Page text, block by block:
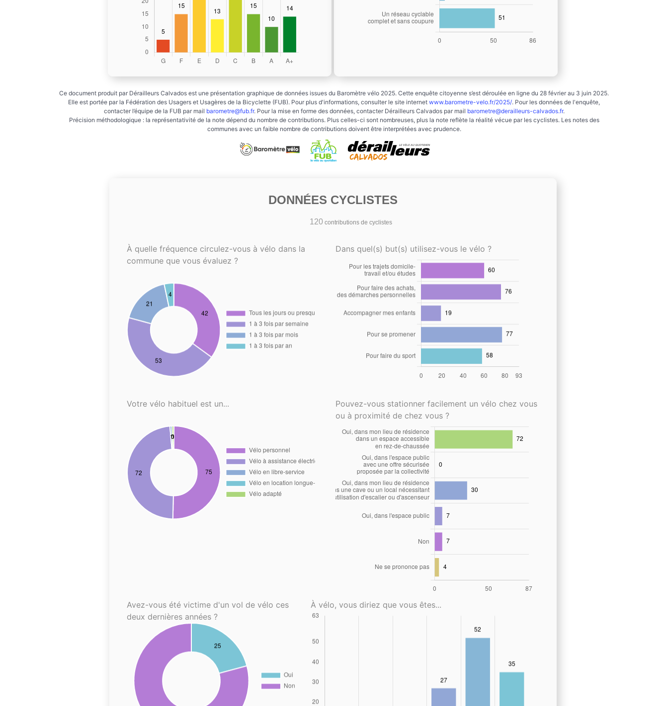
Ce document produit par Dérailleurs Calvados est une présentation graphique de données issues du Baromètre vélo 2025. Cette enquête citoyenne s’est déroulée en ligne du 28 février au 3 juin 2025.
Elle est portée par la Fédération des Usagers et Usagères de la Bicyclette (FUB). Pour plus d'informations, consulter le site internet www.barometre-velo.fr/2025/. Pour les données de l'enquête,
contacter l’équipe de la FUB par mail barometre@fub.fr. Pour la mise en forme des données, contacter Dérailleurs Calvados par mail barometre@derailleurs-calvados.fr.
Précision méthodologique : la représentativité de la note dépend du nombre de contributions. Plus celles-ci sont nombreuses, plus la note reflète la réalité vécue par les cyclistes. Les notes des
communes avec un faible nombre de contributions doivent être interprétées avec prudence.
DONNÉES CYCLISTES
120contributions de cyclistes
À quelle fréquence circulez-vous à vélo dans la
commune que vous évaluez ?
Dans quel(s) but(s) utilisez-vous le vélo ?
Votre vélo habituel est un...
Pouvez-vous stationner facilement un vélo chez vous
ou à proximité de chez vous ?
Avez-vous été victime d'un vol de vélo ces
deux dernières années ?
À vélo, vous diriez que vous êtes...